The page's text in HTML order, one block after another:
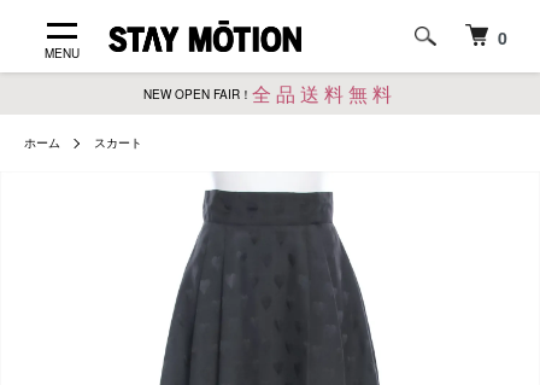
MENU
0
NEW OPEN FAIR！ 全品送料無料
ホーム スカート